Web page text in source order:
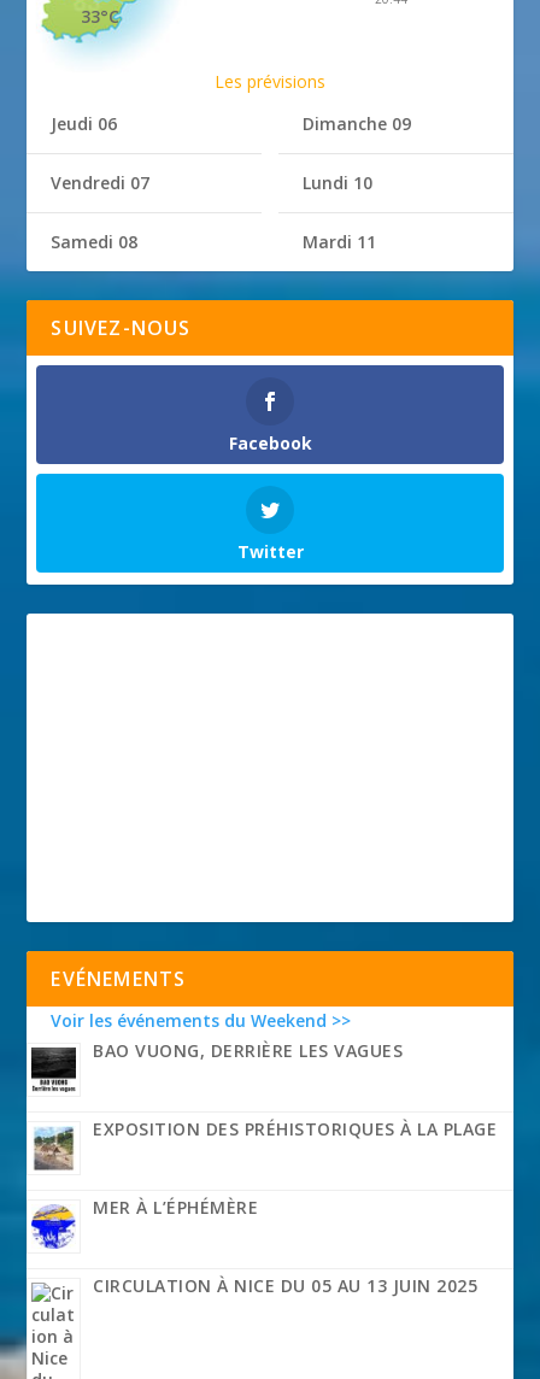
33°C
Les prévisions
Jeudi 06
Vendredi 07
Samedi 08
Dimanche 09
Lundi 10
Mardi 11
SUIVEZ-NOUS
Facebook
Twitter
EVÉNEMENTS
Voir les événements du Weekend >>
BAO VUONG, DERRIÈRE LES VAGUES
EXPOSITION DES PRÉHISTORIQUES À LA PLAGE
MER À L’ÉPHÉMÈRE
CIRCULATION À NICE DU 05 AU 13 JUIN 2025